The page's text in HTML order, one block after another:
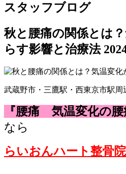
スタッフブログ
秋と腰痛の関係とは
らす影響と治療法
武蔵野市・三鷹駅・西東京市駅周
『腰痛 気温変化の
なら
らいおんハート整骨